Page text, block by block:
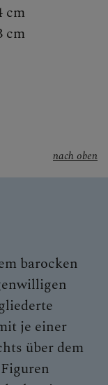
cm
cm
nach oben
barocken
je einer
über dem